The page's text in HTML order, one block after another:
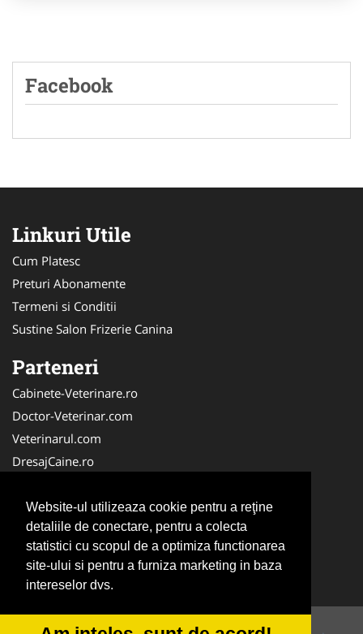
Website-ul utilizeaza cookie pentru a reţine
detaliile de conectare, pentru a colecta
statistici cu scopul de a optimiza functionarea
site-ului si pentru a furniza marketing in baza
intereselor dvs.
Facebook
Linkuri Utile
Cum Platesc
Preturi Abonamente
Termeni si Conditii
Sustine Salon Frizerie Canina
Parteneri
Cabinete-Veterinare.ro
Doctor-Veterinar.com
Veterinarul.com
DresajCaine.ro
NonStopDeschis.ro
Dresaj-Caine.ro
Clinica-Privata.ro
Veterinar-Romania.ro